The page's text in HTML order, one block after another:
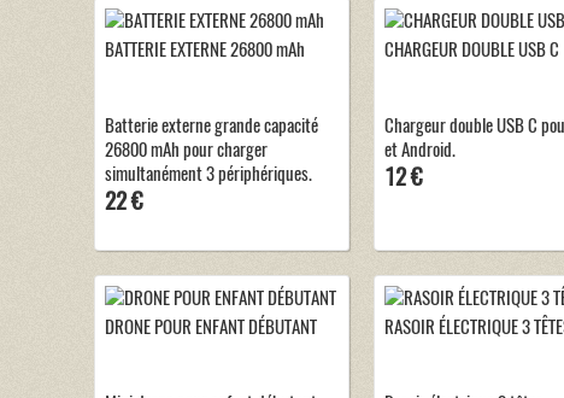
BATTERIE EXTERNE 26800 mAh
Batterie externe grande capacité
26800 mAh pour charger
simultanément 3 périphériques.
22 €
CHARGEUR DOUBLE USB C
Chargeur double USB C
et Android.
12 €
DRONE POUR ENFANT DÉBUTANT RASOIR ÉLECTRIQUE 3